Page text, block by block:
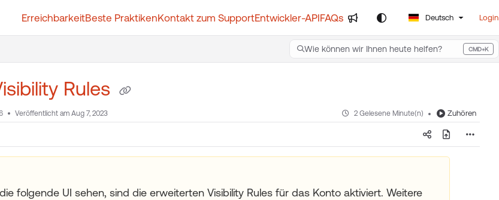
ErreichbarkeitBeste PraktikenKontakt zum SupportEntwickler-APIFAQs Deutsch Login
Wie können wir Ihnen heute helfen? CMD+K
Press CMD+K to open search
Rules
Veröffentlicht am Aug 7, 2023 2 Gelesene Minute(n) Zuhören
folgende UI sehen, sind die erweiterten Visibility Rules für das Konto aktiviert. Weitere